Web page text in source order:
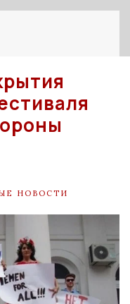
НОВОСТИ